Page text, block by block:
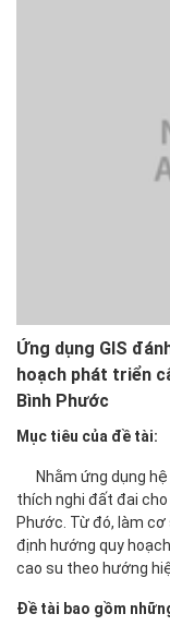
Ứng dụng GIS
hoạch phát triển
Bình Phước
Mục tiêu của đề tài:
Nhằm ứng dụng hệ
thích nghi đất đai
Phước. Từ đó, làm
định hướng quy
cao su theo hướng
Đề tài bao gồm